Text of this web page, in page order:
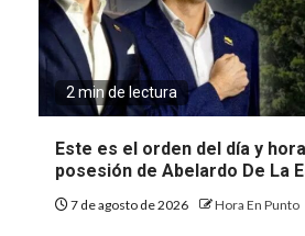
2 min de lectura
Este es el orden del día y
posesión de Abelardo De La
7 de agosto de 2026 Hora En Punto